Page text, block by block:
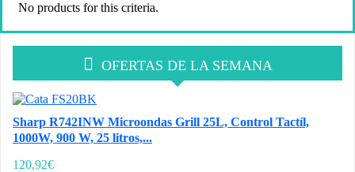
No products for this criteria.
OFERTAS DE LA SEMANA
Sharp R742INW Microondas Grill 25L, Control Tactíl,
1000W, 900 W, 25 litros,...
120,92€